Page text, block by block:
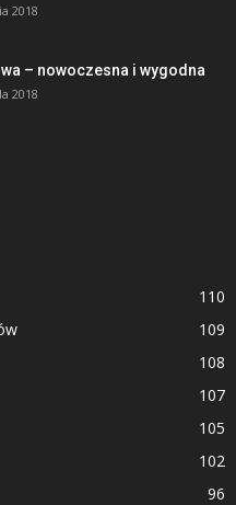
2018
– nowoczesna i wygodna
2018
110
109
108
107
105
102
96